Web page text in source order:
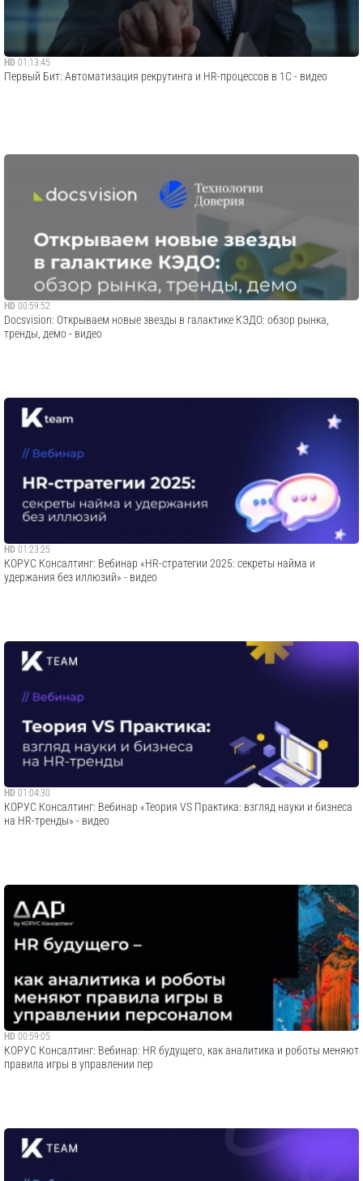
HD 01:13:45
Первый Бит: Автоматизация рекрутинга и HR-процессов в 1C - видео
HD 00:59:52
Docsvision: Открываем новые звезды в галактике КЭДО: обзор рынка,
тренды, демо - видео
HD 01:23:25
​КОРУС Консалтинг: Вебинар «HR-стратегии 2025: секреты найма и
удержания без иллюзий» - видео
HD 01:04:30
​КОРУС Консалтинг: Вебинар «Теория VS Практика: взгляд науки и бизнеса
на HR-тренды» - видео
HD 00:59:05
​КОРУС Консалтинг: Вебинар: HR будущего, как аналитика и роботы меняют
правила игры в управлении пер